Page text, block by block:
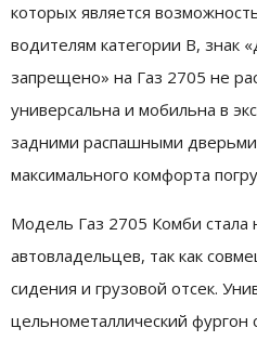
которых является
водителям категории В, знак
запрещено» на Газ 2705 не
универсальна и мобильна в
задними распашными
максимального комфорта
Модель Газ 2705 Комби стала
автовладельцев, так как
сидения и грузовой отсек.
цельнометаллический фургон